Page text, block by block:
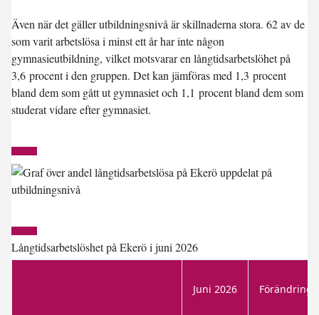
Även när det gäller utbildningsnivå är skillnaderna stora. 62 av de
som varit arbetslösa i minst ett år har inte någon
gymnasieutbildning, vilket motsvarar en långtidsarbetslöhet på
3,6 procent i den gruppen. Det kan jämföras med 1,3 procent
bland dem som gått ut gymnasiet och 1,1 procent bland dem som
studerat vidare efter gymnasiet.
Långtidsarbetslöshet på Ekerö i juni 2026
Juni 2026 Förändring